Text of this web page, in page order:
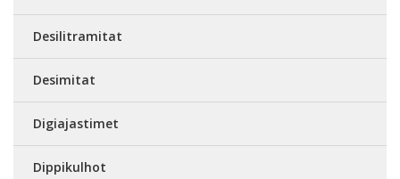
Desilitramitat
Desimitat
Digiajastimet
Dippikulhot